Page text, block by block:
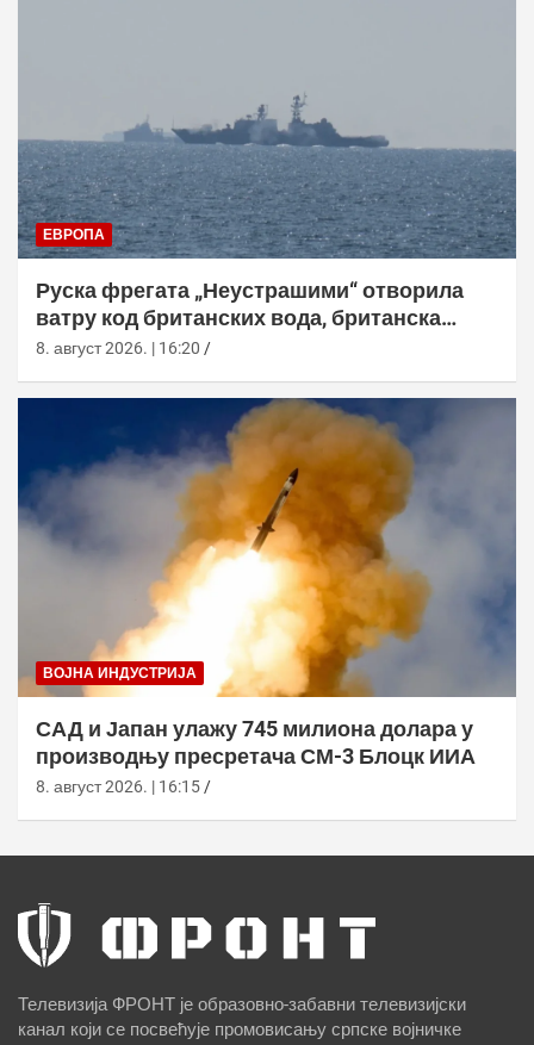
ЕВРОПА
Руска фрегата „Неустрашими“ отворила
ватру код британских вода, британска
морнарица појачала праћење
8. август 2026. | 16:20
ВОЈНА ИНДУСТРИЈА
САД и Јапан улажу 745 милиона долара у
производњу пресретача СМ-3 Блоцк ИИА
8. август 2026. | 16:15
Телевизија ФРОНТ је образовно-забавни телевизијски
канал који се посвећује промовисању српске војничке